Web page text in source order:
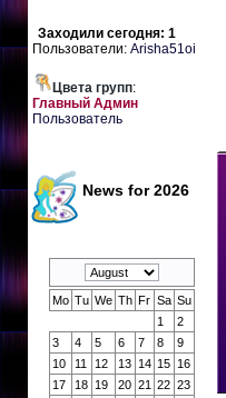
Заходили сегодня: 1
Пользователи:Arisha51oi
Цвета групп:
Главный Админ
Пользователь
News for 2026
Mo Tu We Th Fr Sa Su
1
2
3
4 5 6 7 8
9
10
11 12 13 14 15 16
17
18 19 20 21 22 23